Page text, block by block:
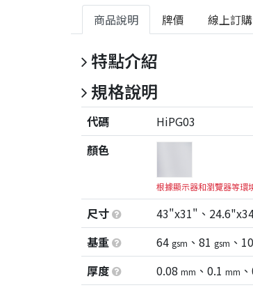
商品說明 牌價 線上訂購
特點介紹
規格說明
代碼
HiPG03
顏色
根據顯示器和瀏覽器等環
尺寸
43"x31"、
基重
64 gsm 、81 gsm 、
厚度 0.08 mm 、0.1 mm